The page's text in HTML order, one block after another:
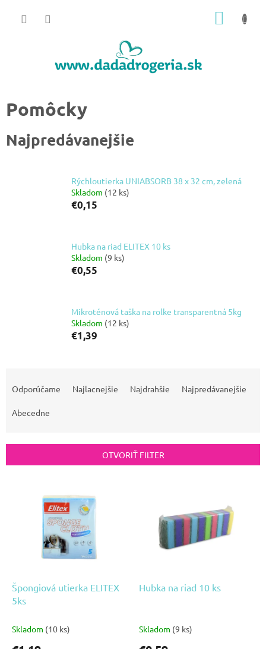
Pomôcky
Najpredávanejšie
Rýchloutierka UNIABSORB 38 x 32 cm, zelená
Skladom (12 ks)
€0,15
Hubka na riad ELITEX 10 ks
Skladom (9 ks)
€0,55
Mikroténová taška na rolke transparentná 5kg
Skladom (12 ks)
€1,39
a
d
n
t
o
v
Odporúčame Najlacnejšie Najdrahšie Najpredávanejšie
Abecedne
OTVORIŤ FILTER
o
u
Špongiová utierka ELITEX
5ks
Skladom (10 ks)
Hubka na riad 10 ks
Skladom (9 ks)